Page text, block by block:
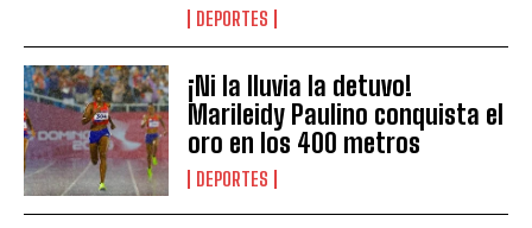
DEPORTES
¡Ni la lluvia la detuvo!
Marileidy Paulino conquista el
oro en los 400 metros
DEPORTES